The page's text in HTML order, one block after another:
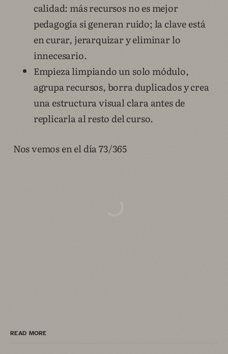
calidad: más recursos no es mejor
pedagogía si generan ruido; la clave está
en curar, jerarquizar y eliminar lo
innecesario.
Empieza limpiando un solo módulo,
agrupa recursos, borra duplicados y crea
una estructura visual clara antes de
replicarla al resto del curso.
Nos vemos en el día 73/365
READ MORE